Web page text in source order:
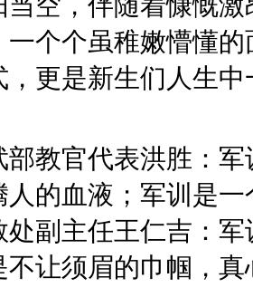
一个个虽稚嫩懵懂
，更是新生们人生
部教官代表洪胜：
人的血液；军训是
处副主任王仁吉：
不让须眉的巾帼，